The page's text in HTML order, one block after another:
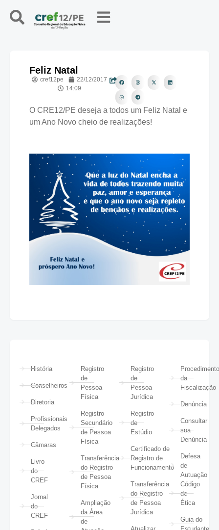
Feliz Natal
cref12pe
22/12/2017
14:09
O CRE12/PE deseja a todos um Feliz Natal e
um Ano Novo cheio de realizações!
História
Conselheiros
Diretoria
Profissionais
Delegados
Câmaras
Livro
do
CREF
Jornal
do
CREF
Registro
de
Pessoa
Física
Registro
Secundário
de Pessoa
Física
Transferência
do Registro
de Pessoa
Física
Ampliação
da Área
de
Registro
de
Pessoa
Jurídica
Registro
de
Estúdio
Certificado de
Registro de
Funcionamento
Transferência
do Registro
de Pessoa
Jurídica
da
Fiscalização
Denúncia
Consultar
sua
Denúncia
Defesa
de
Autuação
Código
de
Ética
Guia do